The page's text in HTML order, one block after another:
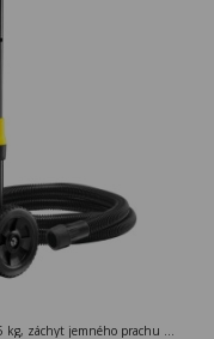
univerální vysavač 1 400 W, 4500 l/min 38 litrů, 15 kg, záchyt jemného prachu 99,9 %, třída M ( > 0,1mg/m3 ), externí zásuvka